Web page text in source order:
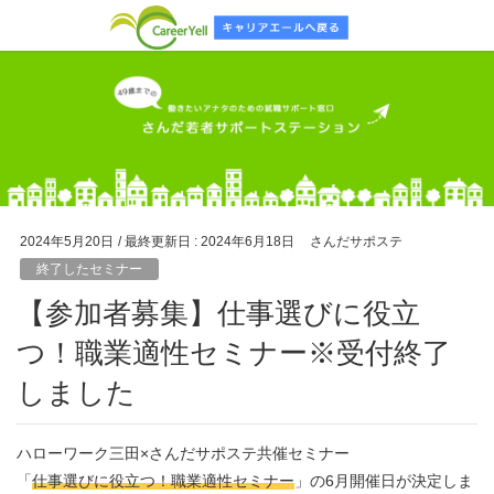
2024年5月20日 / 最終更新日 : 2024年6月18日
さんだサポステ
終了したセミナー
【参加者募集】仕事選びに役立
つ！職業適性セミナー※受付終了
しました
ハローワーク三田×さんだサポステ共催セミナー
「仕事選びに役立つ！職業適性セミナー 」の6月開催日が決定しま